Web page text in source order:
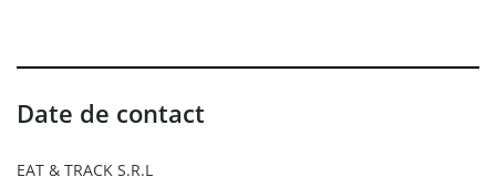
Date de contact
EAT & TRACK S.R.L